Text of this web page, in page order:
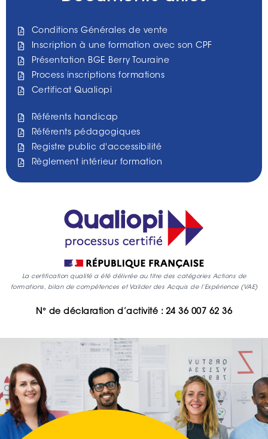
Conditions Générales de vente
Inscription à une formation avec son CPF
Présentation BGE Berry Touraine
Process inscriptions formations
Certificat Qualiopi
Référents handicap
Référents pédagogiques
Registre public d'accessibilité
Règlement intérieur formation
La certification qualité a été délivrée au titre des catégories Actions de
formations, bilan de compétences et Valider des Acquis de l’Expérience (VAE)
N° de déclaration d’activité : 24 36 007 62 36